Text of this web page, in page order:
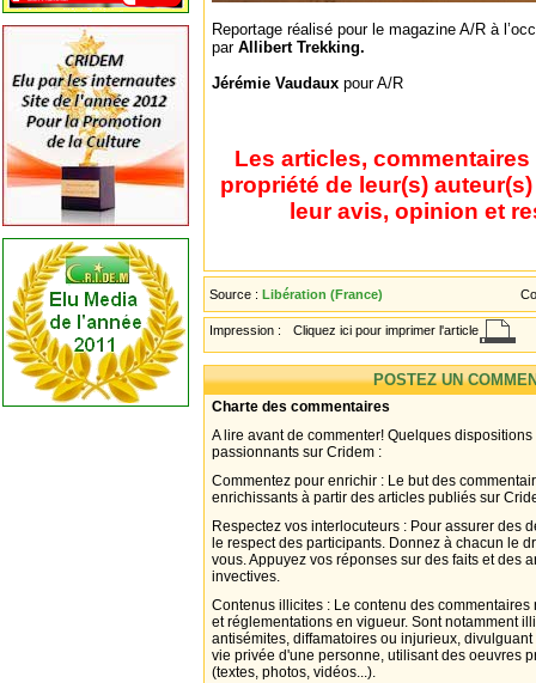
Reportage réalisé pour le magazine A/R à
par Allibert Trekking.
Jérémie Vaudaux pour A/R
Les articles,
propriété de leur(s)
leur avis, opinion et
Source : Libération‎ (France)
Impression : Cliquez ici pour imprimer l'article
POSTEZ UN
Charte des commentaires
A lire avant de commenter! Quelques
passionnants sur Cridem :
Commentez pour enrichir : Le but des
enrichissants à partir des articles publiés sur
Respectez vos interlocuteurs : Pour assurer des
le respect des participants. Donnez à chacun le
vous. Appuyez vos réponses sur des faits et des
invectives.
Contenus illicites : Le contenu des
et réglementations en vigueur. Sont notamment
antisémites, diffamatoires ou injurieux,
vie privée d'une personne, utilisant des oeuvres
(textes, photos, vidéos...).